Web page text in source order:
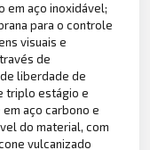
em aço inoxidável;
para o controle
visuais e
de
liberdade de
triplo estágio e
aço carbono e
do material, com
vulcanizado